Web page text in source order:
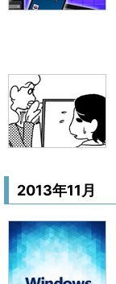
2013年11月